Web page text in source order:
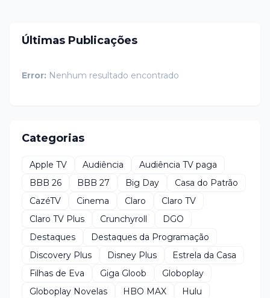
Últimas Publicações
Error: Nenhum resultado encontrado
Categorias
Apple TV Audiência
Audiência TV paga
BBB 26
BBB 27 Big Day
Casa do Patrão
CazéTV
Cinema Claro
Claro TV
Claro TV Plus
Crunchyroll
DGO
Destaques
Destaques da Programação
Discovery Plus
Disney Plus
Estrela da Casa
Filhas de Eva
Giga Gloob
Globoplay
Globoplay Novelas
HBO MAX
Hulu